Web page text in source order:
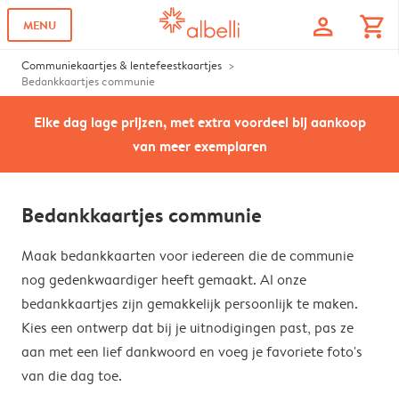
MENU profile shopping_cart
Communiekaartjes & lentefeestkaartjes
Bedankkaartjes communie
Elke dag lage prijzen, met extra voordeel bij aankoop
van meer exemplaren
Bedankkaartjes communie
Maak bedankkaarten voor iedereen die de communie
nog gedenkwaardiger heeft gemaakt. Al onze
bedankkaartjes zijn gemakkelijk persoonlijk te maken.
Kies een ontwerp dat bij je uitnodigingen past, pas ze
aan met een lief dankwoord en voeg je favoriete foto's
van die dag toe.